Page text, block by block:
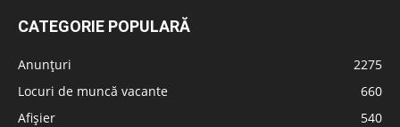
CATEGORIE POPULARĂ
Anunțuri
2275
Locuri de muncă vacante
660
Afișier
540